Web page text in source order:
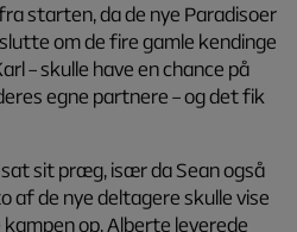
starten, da de nye Paradisoer
om de fire gamle kendinge
– skulle have en chance på
egne partnere – og det fik
sit præg, især da Sean også
af de nye deltagere skulle vise
op. Alberte leverede